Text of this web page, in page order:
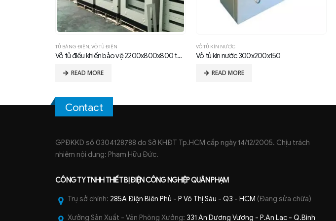
VỎ TỦ KÍN NƯỚC
Vỏ tủ kín nước 300x200x150
READ MORE
VỎ TỦ ĐIỆN,TỦ BẢNG ĐIỆN
Vỏ tủ Trạm biến áp di động
READ MORE
Contact
GPĐKKD số 0304128788 do Sở KHĐT Tp.HCM cấp ngày 14/12/2005. Chịu trách
nhiệm nội dung: Phạm Hữu Đức.
CÔNG TY TNHH THIẾT BỊ ĐIỆN CÔNG NGHIỆPQUÂN PHẠM
Trụ sở chính: 285A Điện Biên Phủ - P Võ Thị Sáu - Q3 - HCM (Đang sửa chữa)
Xưởng Sản Xuất - Văn Phòng Xưởng: 331 An Dương Vương - P.An Lạc - Q.Bình